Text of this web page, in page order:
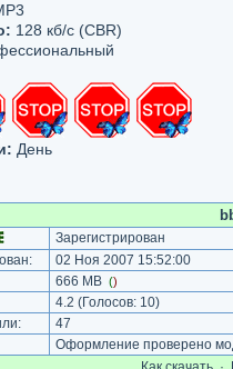
128 кб/с (CBR)
День
Зарегистрирован
02 Ноя 2007 15:52:00
666 MB ()
4.2 (Голосов: 10)
47
Оформление проверено